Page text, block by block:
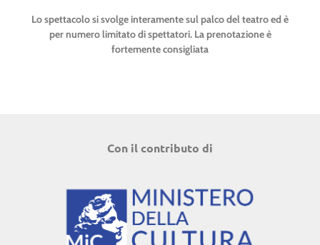
Lo spettacolo si svolge interamente sul palco del teatro ed è
per numero limitato di spettatori. La prenotazione è
fortemente consigliata
Con il contributo di